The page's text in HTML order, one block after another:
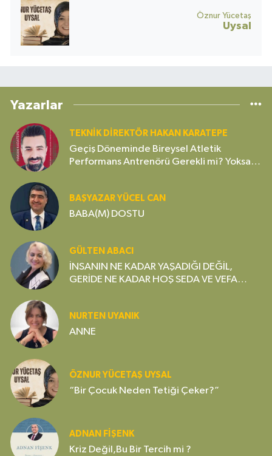
Öznur Yücetaş
Uysal
Yazarlar
TEKNIK DIREKTÖR HAKAN KARATEPE
Geçiş Döneminde Bireysel Atletik
Performans Antrenörü Gerekli mi? Yoksa
BAŞYAZAR YÜCEL CAN
BABA(M) DOSTU
GÜLTEN ABACI
İNSANIN NE KADAR YAŞADIĞI DEĞİL,
GERİDE NE KADAR HOŞ SEDA VE VEFA
NURTEN UYANIK
ANNE
ÖZNUR YÜCETAŞ UYSAL
“Bir Çocuk Neden Tetiği Çeker?”
ADNAN FİŞENK
Kriz Değil,Bu Bir Tercih mi ?